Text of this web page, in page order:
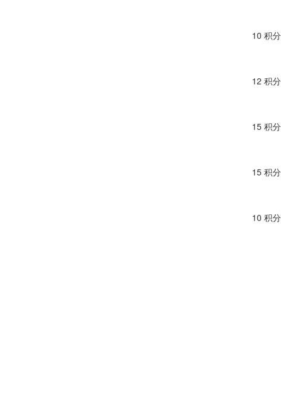
10 积分
12 积分
15 积分
15 积分
10 积分